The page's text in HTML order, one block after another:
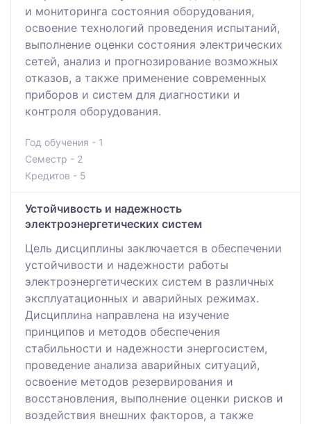
и мониторинга состояния оборудования,
освоение технологий проведения испытаний,
выполнение оценки состояния электрических
сетей, анализ и прогнозирование возможных
отказов, а также применение современных
приборов и систем для диагностики и
контроля оборудования.
Год обучения - 1
Семестр - 2
Кредитов - 5
Устойчивость и надежность
электроэнергетических систем
Цель дисциплины заключается в обеспечении
устойчивости и надежности работы
электроэнергетических систем в различных
эксплуатационных и аварийных режимах.
Дисциплина направлена на изучение
принципов и методов обеспечения
стабильности и надежности энергосистем,
проведение анализа аварийных ситуаций,
освоение методов резервирования и
восстановления, выполнение оценки рисков и
воздействия внешних факторов, а также